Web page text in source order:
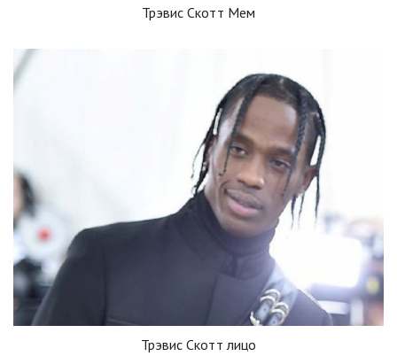
Трэвис Скотт Мем
Трэвис Скотт лицо